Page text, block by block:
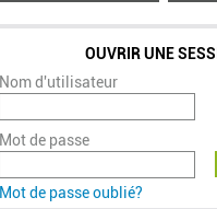
OUVRIR UNE
Nom d'utilisateur
Mot de passe
Mot de passe oublié?